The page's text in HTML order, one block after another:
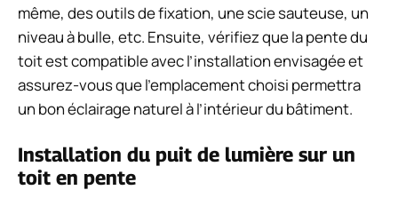
même, des outils de fixation, une scie sauteuse, un
niveau à bulle, etc. Ensuite, vérifiez que la pente du
toit est compatible avec l’installation envisagée et
assurez-vous que l’emplacement choisi permettra
un bon éclairage naturel à l’intérieur du bâtiment.
Installation du puit de lumière sur un
toit en pente